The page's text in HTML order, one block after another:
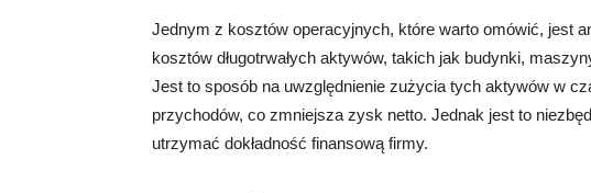
Jednym z kosztów operacyjnych, które warto omówić, jest
kosztów długotrwałych aktywów, takich jak budynki,
Jest to sposób na uwzględnienie zużycia tych aktywów w
przychodów, co zmniejsza zysk netto. Jednak jest to
utrzymać dokładność finansową firmy.